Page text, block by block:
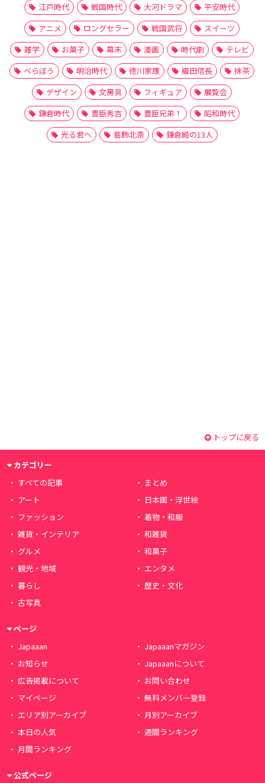
江戸時代 戦国時代 大河ドラマ
平安時代
アニメ
ロングセラー 戦国武将
スイーツ
雑学
お菓子 幕末 漫画 時代劇
テレビ
べらぼう
明治時代 徳川家康 織田信長
抹茶
デザイン
文房具 フィギュア
展覧会
鎌倉時代
豊臣秀吉 豊臣兄弟！
昭和時代
光る君へ
葛飾北斎 鎌倉殿の13人
トップに戻る
カテゴリー
すべての記事
まとめ
アート
日本画・浮世絵
ファッション
着物・和服
雑貨・インテリア
和雑貨
グルメ
和菓子
観光・地域
エンタメ
暮らし
歴史・文化
古写真
ページ
Japaaan
Japaaanマガジン
お知らせ
Japaaanについて
広告掲載について
お問い合わせ
マイページ
無料メンバー登録
エリア別アーカイブ
月別アーカイブ
本日の人気
週間ランキング
月間ランキング
公式ページ